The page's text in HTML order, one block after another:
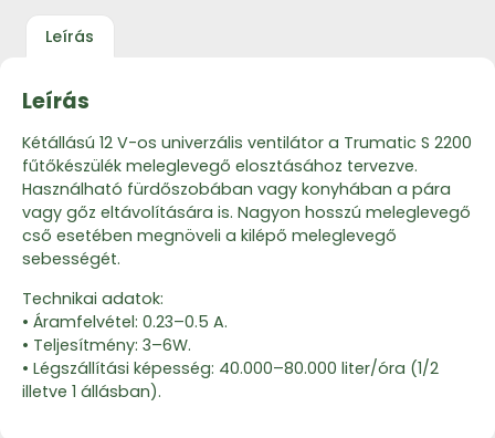
Leírás
Leírás
Kétállású 12 V-os univerzális ventilátor a Trumatic S 2200
fűtőkészülék meleglevegő elosztásához tervezve.
Használható fürdőszobában vagy konyhában a pára
vagy gőz eltávolítására is. Nagyon hosszú meleglevegő
cső esetében megnöveli a kilépő meleglevegő
sebességét.
Technikai adatok:
• Áramfelvétel: 0.23–0.5 A.
• Teljesítmény: 3–6W.
• Légszállítási képesség: 40.000–80.000 liter/óra (1/2
illetve 1 állásban).